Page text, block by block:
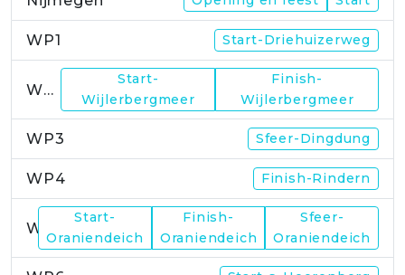
WP1 Start-Driehuizerweg
WP2
Start-
Wijlerbergmeer
Finish-
Wijlerbergmeer
WP3 Sfeer-Dingdung
WP4 Finish-Rindern
Start-
Oraniendeich
Finish-
Oraniendeich
Sfeer-
Oraniendeich